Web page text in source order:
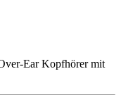
Ear Kopfhörer mit